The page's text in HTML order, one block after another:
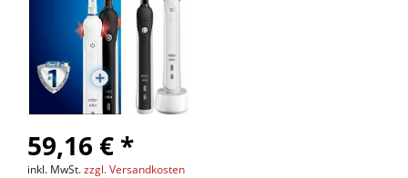
59,16 € *
inkl. MwSt.zzgl. Versandkosten